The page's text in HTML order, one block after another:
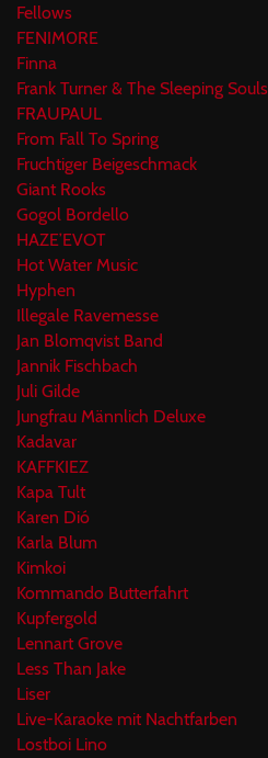
Fellows
FENIM0RE
Finna
Frank Turner & The Sleeping Souls
FRAUPAUL
From Fall To Spring
Fruchtiger Beigeschmack
Giant Rooks
Gogol Bordello
HAZE’EVOT
Hot Water Music
Hyphen
Illegale Ravemesse
Jan Blomqvist Band
Jannik Fischbach
Juli Gilde
Jungfrau Männlich Deluxe
Kadavar
KAFFKIEZ
Kapa Tult
Karen Dió
Karla Blum
Kimkoi
Kommando Butterfahrt
Kupfergold
Lennart Grove
Less Than Jake
Liser
Live-Karaoke mit Nachtfarben
Lostboi Lino